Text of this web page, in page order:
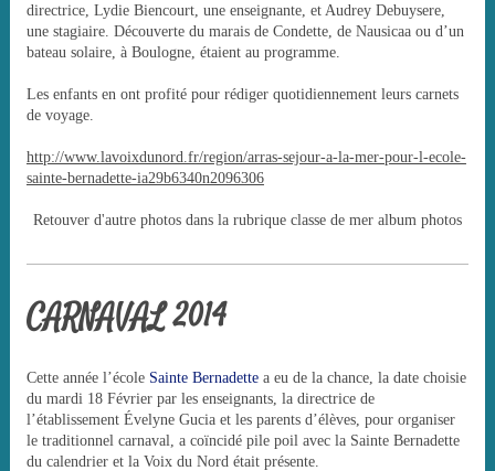
directrice, Lydie Biencourt, une enseignante, et Audrey Debuysere,
une stagiaire. Découverte du marais de Condette, de Nausicaa ou d’un
bateau solaire, à Boulogne, étaient au programme.
Les enfants en ont profité pour rédiger quotidiennement leurs carnets
de voyage.
http://www.lavoixdunord.fr/region/arras-sejour-a-la-mer-pour-l-ecole-
sainte-bernadette-ia29b6340n2096306
Retouver d'autre photos dans la rubrique classe de mer album photos
CARNAVAL 2014
Cette année l’école Sainte Bernadettea eu de la chance, la date choisie
du mardi 18 Février par les enseignants, la directrice de
l’établissement Évelyne Gucia et les parents d’élèves, pour organiser
le traditionnel carnaval, a coïncidé pile poil avec la Sainte Bernadette
du calendrier et la Voix du Nord était présente.